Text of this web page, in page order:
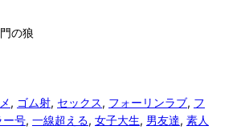
の狼
, ゴム射, セックス, フォーリンラブ, フ
ー号, 一線超える, 女子大生, 男友達, 素人